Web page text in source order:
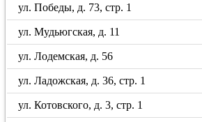
ул. Победы, д. 73, стр. 1
ул. Мудьюгская, д. 11
ул. Лодемская, д. 56
ул. Ладожская, д. 36, стр. 1
ул. Котовского, д. 3, стр. 1